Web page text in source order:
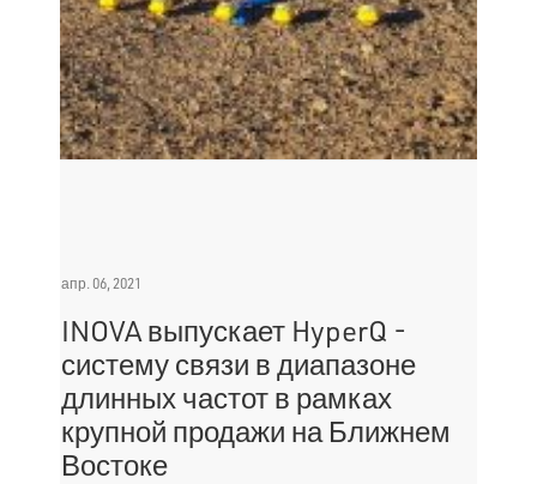
апр. 06, 2021
INOVA выпускает HyperQ -
систему связи в диапазоне
длинных частот в рамках
крупной продажи на Ближнем
Востоке